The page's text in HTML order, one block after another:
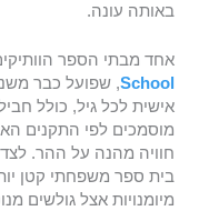
באותה עונה.
אחד מבתי הספר
School
אישית לכל גיל, כולל
מוסמכים לפי התקנים
חוויה מהנה על ההר.
בית ספר משפחתי קטן
מיומנויות אצל גולשים